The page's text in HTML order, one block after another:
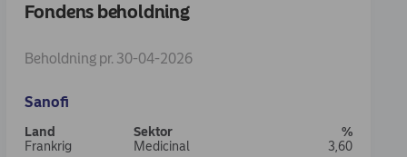
16.86%
Fondens beholdning
Beholdning pr. 30-04-2026
Sanofi
Frankrig Medicinal 3,60